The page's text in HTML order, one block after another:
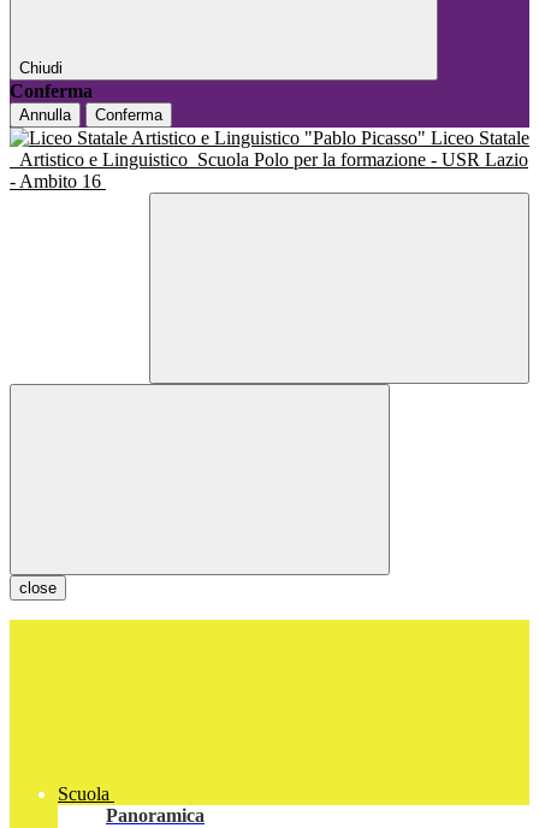
Chiudi
Conferma
Annulla Conferma
Liceo Statale
Artistico e Linguistico Scuola Polo per la formazione - USR Lazio
- Ambito 16
close
Scuola
Panoramica